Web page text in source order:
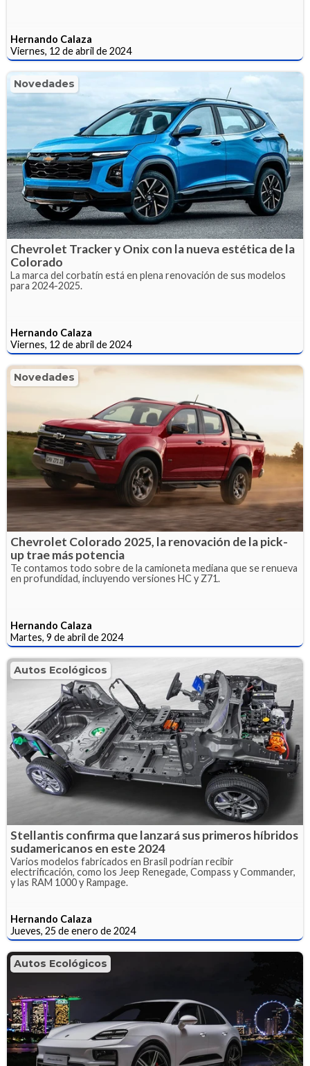
Hernando Calaza
Viernes, 12 de abril de 2024
Novedades
Chevrolet Tracker y Onix con la nueva estética de la
Colorado
La marca del corbatín está en plena renovación de sus modelos
para 2024-2025.
Hernando Calaza
Viernes, 12 de abril de 2024
Novedades
Chevrolet Colorado 2025, la renovación de la pick-
up trae más potencia
Te contamos todo sobre de la camioneta mediana que se renueva
en profundidad, incluyendo versiones HC y Z71.
Hernando Calaza
Martes, 9 de abril de 2024
Autos Ecológicos
Stellantis confirma que lanzará sus primeros híbridos
sudamericanos en este 2024
Varios modelos fabricados en Brasil podrían recibir
electrificación, como los Jeep Renegade, Compass y Commander,
y las RAM 1000 y Rampage.
Hernando Calaza
Jueves, 25 de enero de 2024
Autos Ecológicos